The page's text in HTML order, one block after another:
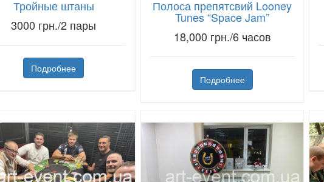
Тройные штаны
3000 грн./2 пары
Подробнее
Полоса препятсвий Looney
Tunes “Space Jam”
18,000 грн./6 часов
Подробнее